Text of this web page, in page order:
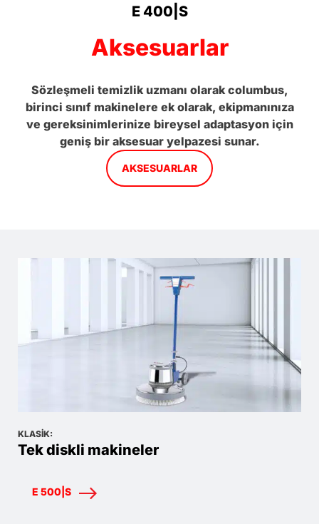
E 400|S
Aksesuarlar
Sözleşmeli temizlik uzmanı olarak columbus,
birinci sınıf makinelere ek olarak, ekipmanınıza
ve gereksinimlerinize bireysel adaptasyon için
geniş bir aksesuar yelpazesi sunar.
AKSESUARLAR
KLASIK:
Tek diskli makineler
E 500|S